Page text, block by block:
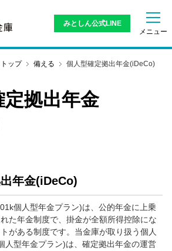
みとしん公式LINE
メニュー
確定拠出年金(iDeCo)
各種相談会
しん〉ダイレクトバンキン
Bank Pay
ップ 備える 個人型確定拠出年金(iDeCo)
拠出年金
年金(iDeCo)
個人型年金プラン)は、公的年金に上乗
た年金制度で、掛金が全額所得控除にな
がある制度です。当金庫が取り扱う個人
人型年金プラン)は、確定拠出年金の運営